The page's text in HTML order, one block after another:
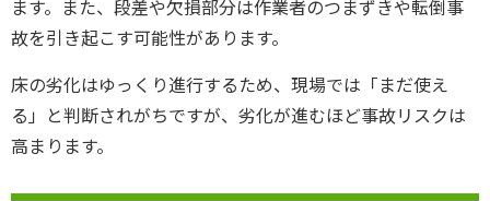
ます。また、段差や欠損部分は作業者のつまずきや転倒事
故を引き起こす可能性があります。
床の劣化はゆっくり進行するため、現場では「まだ使え
る」と判断されがちですが、劣化が進むほど事故リスクは
高まります。